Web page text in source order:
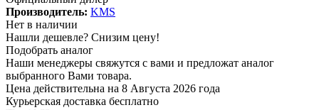
Производитель: KMS
Нет в наличии
Нашли дешевле? Снизим цену!
Подобрать аналог
Наши менеджеры свяжутся с вами и предложат аналог
выбранного Вами товара.
Цена действительна на 8 Августа 2026 года
Курьерская доставка бесплатно